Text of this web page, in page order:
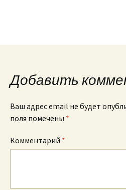
Добавить
Ваш адрес email не будет
поля помечены *
Комментарий *